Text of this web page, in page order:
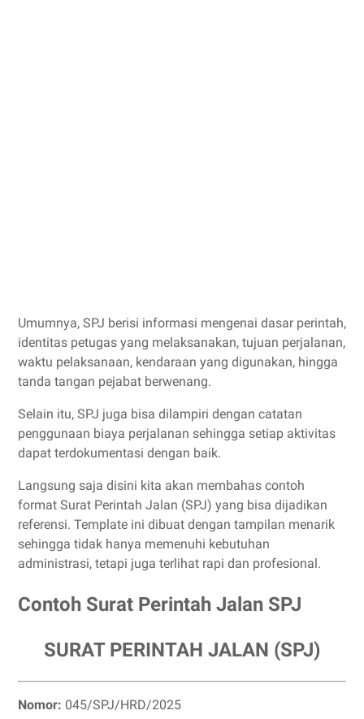
Umumnya, SPJ berisi informasi mengenai dasar perintah,
identitas petugas yang melaksanakan, tujuan perjalanan,
waktu pelaksanaan, kendaraan yang digunakan, hingga
tanda tangan pejabat berwenang.
Selain itu, SPJ juga bisa dilampiri dengan catatan
penggunaan biaya perjalanan sehingga setiap aktivitas
dapat terdokumentasi dengan baik.
Langsung saja disini kita akan membahas contoh
format Surat Perintah Jalan (SPJ) yang bisa dijadikan
referensi. Template ini dibuat dengan tampilan menarik
sehingga tidak hanya memenuhi kebutuhan
administrasi, tetapi juga terlihat rapi dan profesional.
Contoh Surat Perintah Jalan SPJ
SURAT PERINTAH JALAN (SPJ)
Nomor: 045/SPJ/HRD/2025